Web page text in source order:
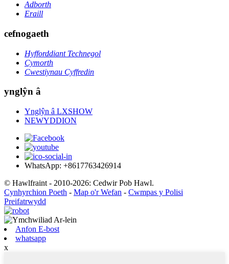
Adborth
Eraill
cefnogaeth
Hyfforddiant Technegol
Cymorth
Cwestiynau Cyffredin
ynglŷn â
Ynglŷn â LXSHOW
NEWYDDION
WhatsApp: +8617763426914
© Hawlfraint - 2010-2026: Cedwir Pob Hawl.
Cynhyrchion Poeth - Map o'r Wefan - Cwmpas y Polisi
Preifatrwydd
Anfon E-bost
whatsapp
x